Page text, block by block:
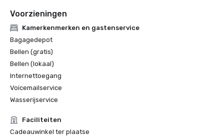
Voorzieningen
Kamerkenmerken en gastenservice
Bagagedepot
Bellen (gratis)
Bellen (lokaal)
Internettoegang
Voicemailservice
Wasserijservice
Faciliteiten
Cadeauwinkel ter plaatse